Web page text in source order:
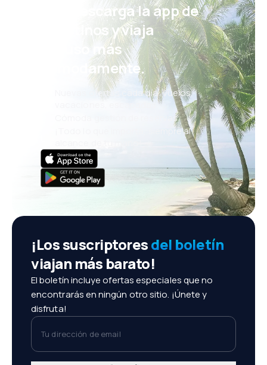
¡Eh! Descarga la app de
eDestinos y viaja
incluso más
cómodamente.
Nuevas ofertas cada día: vuelos,
vacaciones, escapadas
Cómoda gestión de reservas
¡Todo lo que importa, siempre al
¡Los suscriptoresdel boletín
viajan más barato!
El boletín incluye ofertas especiales que no
encontrarás en ningún otro sitio. ¡Únete y
disfruta!
Tu dirección de email